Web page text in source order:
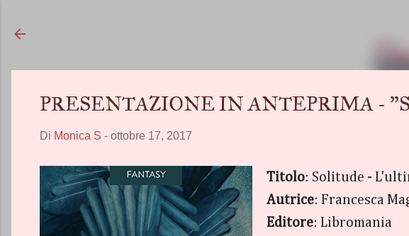
PRESENTAZIONE IN ANTEPRIMA -
Di Monica S - ottobre 17, 2017
Titolo: Solitude -
Autrice: Francesca
Editore: Libromania